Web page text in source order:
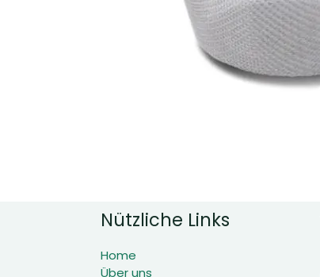
Nützliche Links
Home
Über uns